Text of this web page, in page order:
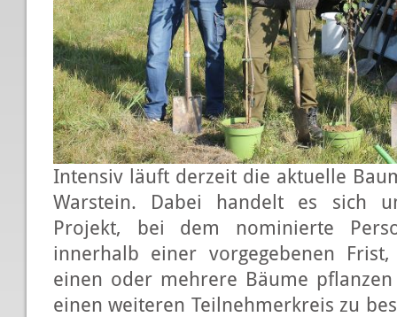
Intensiv läuft derzeit die aktuelle
Warstein. Dabei handelt es sich
Projekt, bei dem nominierte
innerhalb einer vorgegebenen
einen oder mehrere Bäume
einen weiteren Teilnehmerkreis zu